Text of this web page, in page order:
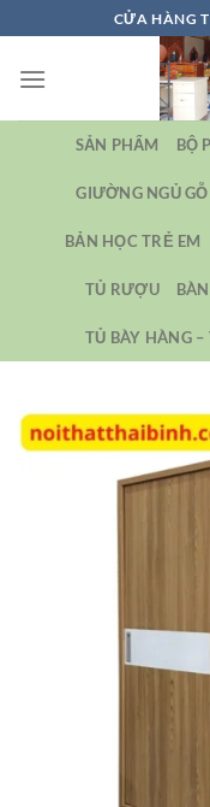
qua
nội
CỬA HÀNG
SẢN PHẨM BỘ
GIƯỜNG NGỦ GỖ
BẢN HỌC TRẺ EM
TỦ RƯỢU
TỦ BÀY HÀNG –